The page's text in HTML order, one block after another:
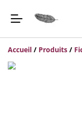
Accueil / Produits /